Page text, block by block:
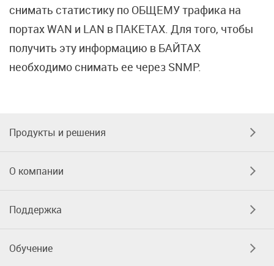
снимать статистику по ОБЩЕМУ трафика на
портах WAN и LAN в ПАКЕТАХ. Для того, чтобы
получить эту информацию в БАЙТАХ
необходимо снимать ее через SNMP.
Продукты и решения
О компании
Поддержка
Обучение